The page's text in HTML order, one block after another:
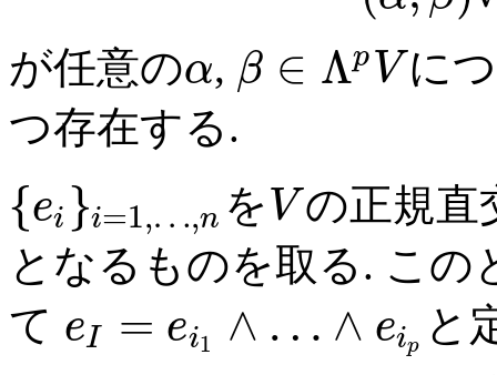
が任意のα, β ∈ Λp V に
つ存在する.
{ei }i=1,…,n を V の正規
となるものを取る. この
て eI = ei1 ∧ … ∧ eip と